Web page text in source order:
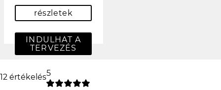
részletek
INDULHAT A
TERVEZÉS
12 értékelés5